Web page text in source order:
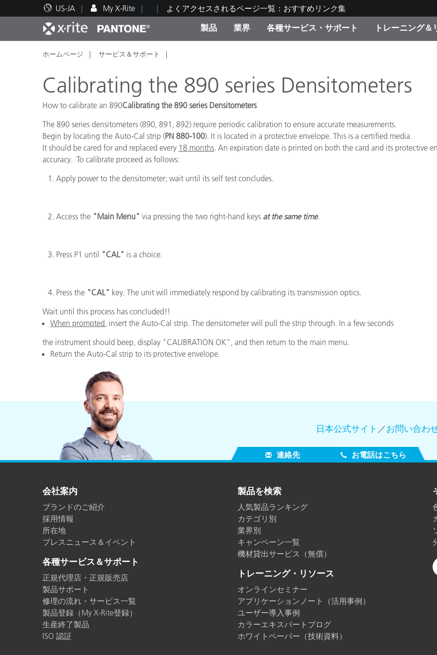
US-JA My X-Rite
よくアクセスされるページ一覧：おすすめリンク集
製品
人気製品ランキング
キャンペーン
業界
印刷＆パッケージ印刷
自動車
プラスチック
テキスタイル
リューション
消費者向け製品パッケ
各種サービス・サポート
テクニカルサポート
トレーニング＆
教育関連資料
ブランド体験センター
製品リスト（旧製品も
その他のリソース
ホームページ サービス＆サポート
Calibrating the 890 series Densitometers
How to calibrate an 890Calibrating the 890 series Densitometers
The 890 series densitometers (890, 891, 892) require periodic calibration to ensure accurate measurements.
Begin by locating the Auto-Cal strip (PN 880-100). It is located in a protective envelope. This is a certified media.
It should be cared for and replaced every 18 months. An expiration date is printed on both the card and its protective
accuracy. To calibrate proceed as follows:
Apply power to the densitometer; wait until its self test concludes.
Access the "Main Menu" via pressing the two right-hand keys at the same time.
Press P1 until "CAL" is a choice.
Press the "CAL" key. The unit will immediately respond by calibrating its transmission optics.
Wait until this process has concluded!!
When prompted , insert the Auto-Cal strip. The densitometer will pull the strip through. In a few seconds
the instrument should beep, display "CALIBRATION OK", and then return to the main menu.
Return the Auto-Cal strip to its protective envelope.
日本公式サイト ／お問い合わ
連絡先 お電話はこちら
会社案内
ブランドのご紹介
採用情報
所在地
プレスニュース＆イベント
各種サービス＆サポート
正規代理店・正規販売店
製品サポート
修理の流れ・サービス一覧
製品登録（My X-Rite登録）
生産終了製品
ISO 認証
製品を検索
人気製品ランキング
カテゴリ別
業界別
キャンペーン一覧
機材貸出サービス（無償）
トレーニング・リソース
オンラインセミナー
アプリケーションノート（活用事例）
ユーザー導入事例
カラーエキスパートブログ
ホワイトペーパー（技術資料）